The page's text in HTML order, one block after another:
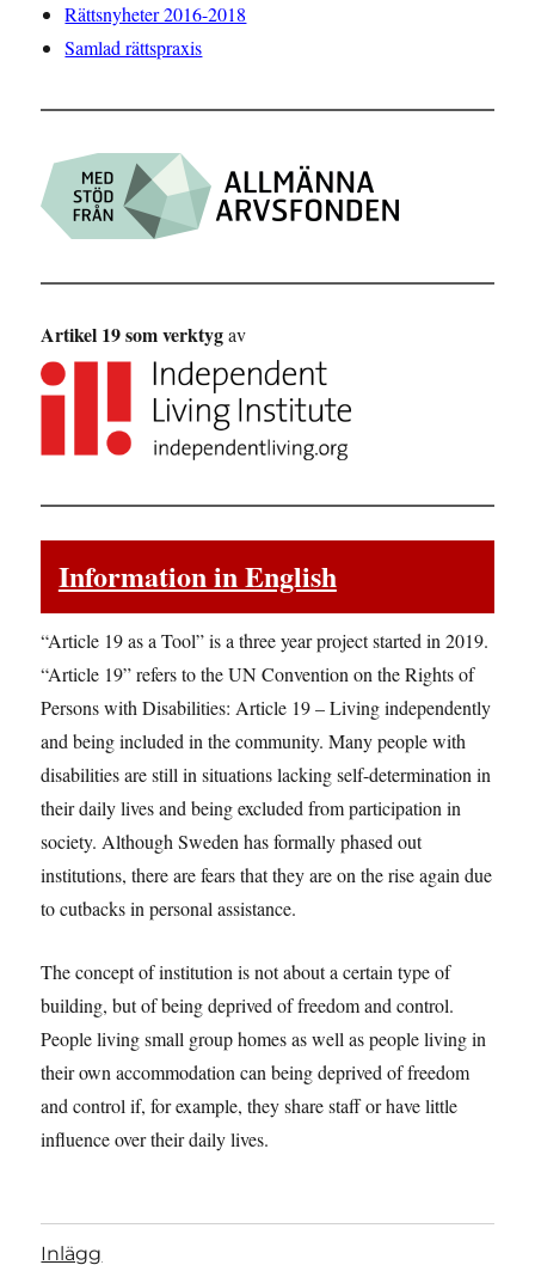
Rättsnyheter 2016-2018
Samlad rättspraxis
Artikel 19 som verktygav
Information in English
“Article 19 as a Tool” is a three year project started in 2019.
“Article 19” refers to the UN Convention on the Rights of
Persons with Disabilities: Article 19 – Living independently
and being included in the community. Many people with
disabilities are still in situations lacking self-determination in
their daily lives and being excluded from participation in
society. Although Sweden has formally phased out
institutions, there are fears that they are on the rise again due
to cutbacks in personal assistance.
The concept of institution is not about a certain type of
building, but of being deprived of freedom and control.
People living small group homes as well as people living in
their own accommodation can being deprived of freedom
and control if, for example, they share staff or have little
influence over their daily lives.
Inlägg